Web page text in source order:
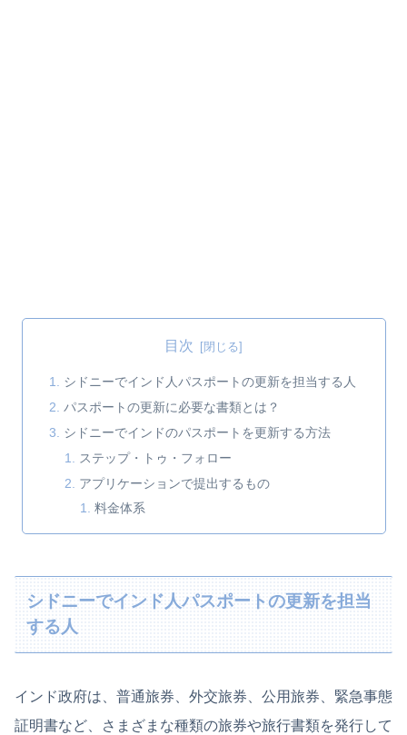
目次
シドニーでインド人パスポートの更新を担当する人
パスポートの更新に必要な書類とは？
シドニーでインドのパスポートを更新する方法
ステップ・トゥ・フォロー
アプリケーションで提出するもの
料金体系
シドニーでインド人パスポートの更新を担当
する人
インド政府は、普通旅券、外交旅券、公用旅券、緊急事態
証明書など、さまざまな種類の旅券や旅行書類を発行して